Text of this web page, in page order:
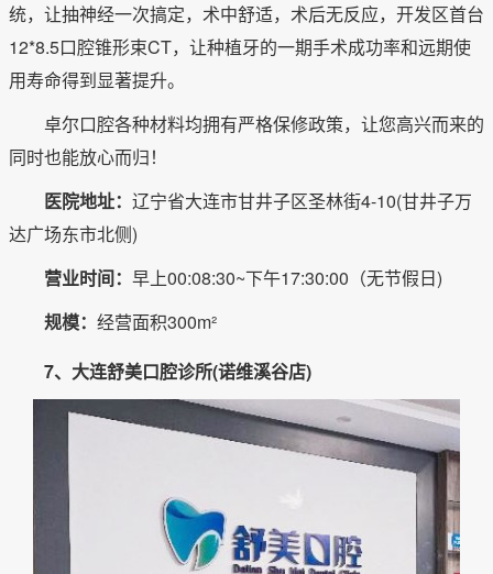
统，让抽神经一次搞定，术中舒适，术后无反应，开发区首台
12*8.5口腔锥形束CT，让种植牙的一期手术成功率和远期使
用寿命得到显著提升。
卓尔口腔各种材料均拥有严格保修政策，让您高兴而来的
同时也能放心而归！
医院地址： 辽宁省大连市甘井子区圣林街4-10(甘井子万
达广场东市北侧)
营业时间： 早上00:08:30~下午17:30:00（无节假日)
规模： 经营面积300m²
7、大连舒美口腔诊所(诺维溪谷店)